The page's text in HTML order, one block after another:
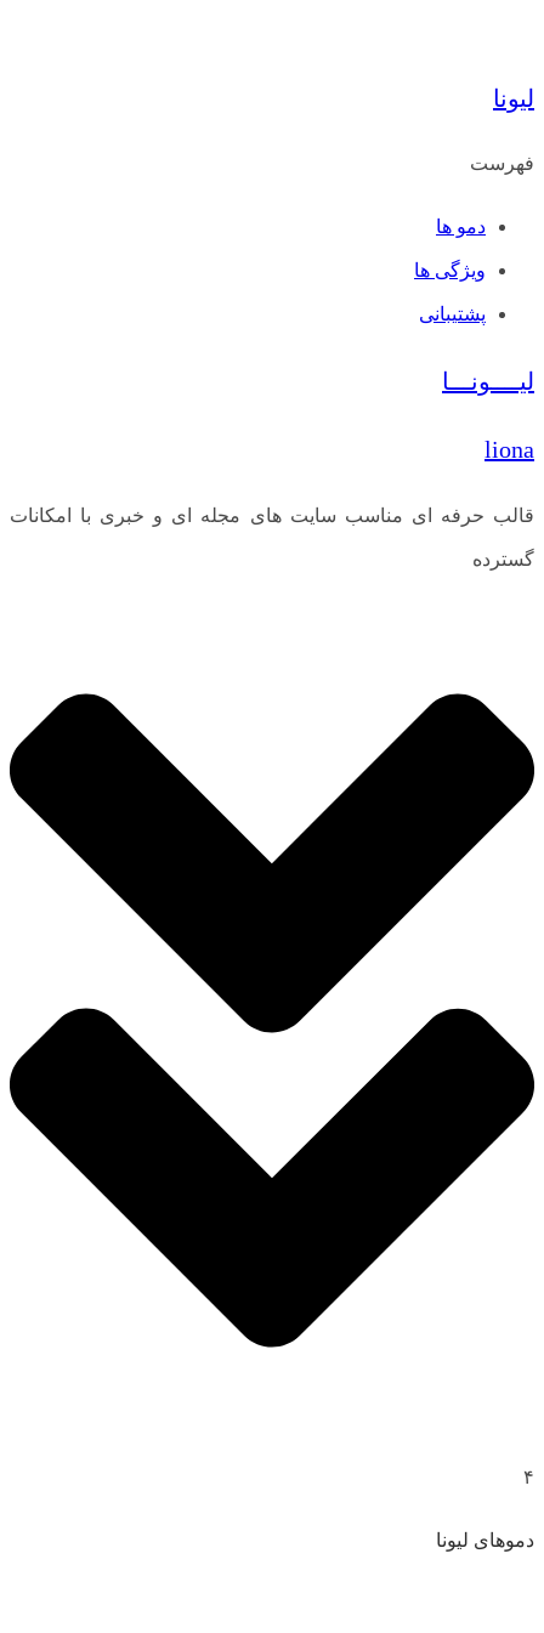
لیونا
فهرست
دمو ها
ویژگی ها
پشتیبانی
لیــــونـــا
liona
قالب حرفه ای مناسب سایت های مجله ای و خبری با امکانات
گسترده
۴
دموهای لیونا